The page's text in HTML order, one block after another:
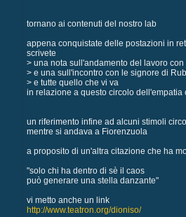
tornano ai contenuti del nostro lab
appena conquistate delle postazioni in
scrivete
> una nota sull'andamento del lavoro con
> e una sull'incontro con le signore di
> e tutte quello che vi va
in relazione a questo circolo dell'empatia
un riferimento infine ad alcuni stimoli
mentre si andava a Fiorenzuola
a proposito di un'altra citazione che ha
"solo chi ha dentro di sè il caos
può generare una stella danzante"
vi metto anche un link
http://www.teatron.org/dioniso/